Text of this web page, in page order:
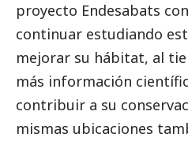
proyecto Endesabats
continuar estudiando
mejorar su hábitat, al
más información
contribuir a su
mismas ubicaciones